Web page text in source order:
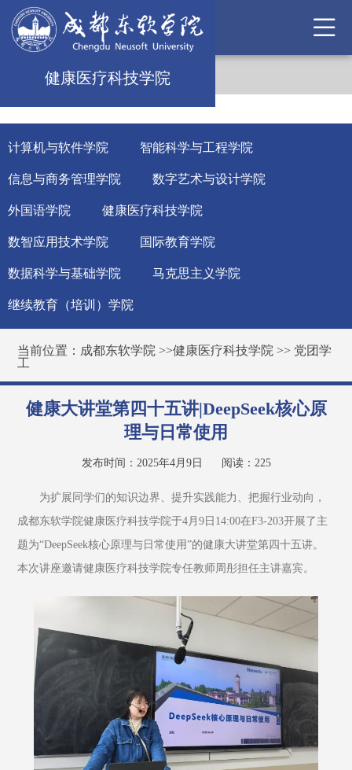
健康医疗科技学院
计算机与软件学院 智能科学与工程学院
信息与商务管理学院 数字艺术与设计学院
外国语学院 健康医疗科技学院
数智应用技术学院 国际教育学院
数据科学与基础学院 马克思主义学院
继续教育（培训）学院
当前位置： 成都东软学院 >>健康医疗科技学院 >> 党团学
工
健康大讲堂第四十五讲|DeepSeek核心原
理与日常使用
发布时间：2025年4月9日 阅读： 225
为扩展同学们的知识边界、提升实践能力、把握行业动向，
成都东软学院健康医疗科技学院于4月9日14:00在F3-203开展了主
题为“DeepSeek核心原理与日常使用”的健康大讲堂第四十五讲。
本次讲座邀请健康医疗科技学院专任教师周彤担任主讲嘉宾。